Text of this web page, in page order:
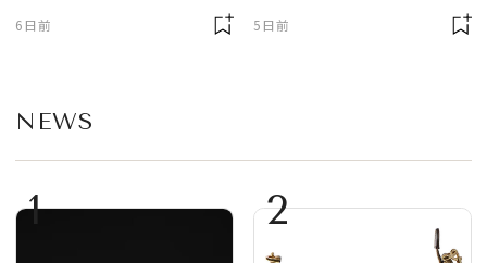
ゲット【＃SPURおやつ
6日前 5日前
NEWS
1 2